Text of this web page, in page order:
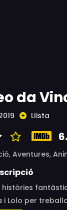
da
Llista
Aventures,
històries
i Lolo per